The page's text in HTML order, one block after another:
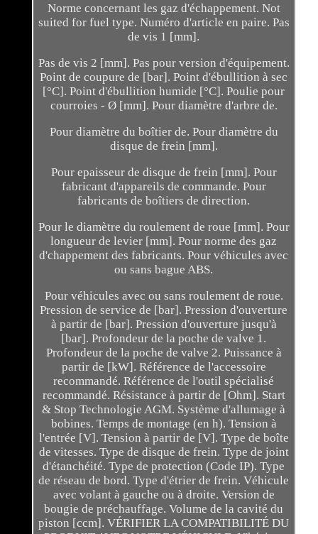
Norme concernant les gaz d'échappement. Not
suited for fuel type. Numéro d'article en paire. Pas
de vis 1 [mm].
Pas de vis 2 [mm]. Pas pour version d'équipement.
Point de coupure de [bar]. Point d'ébullition à sec
[°C]. Point d'ébullition humide [°C]. Poulie pour
courroies - Ø [mm]. Pour diamètre d'arbre de.
Pour diamètre du boîtier de. Pour diamètre du
disque de frein [mm].
Pour epaisseur de disque de frein [mm]. Pour
fabricant d'appareils de commande. Pour
fabricants de boîtiers de direction.
Pour le diamètre du roulement de roue [mm]. Pour
longueur de levier [mm]. Pour norme des gaz
d'chappement des fabricants. Pour véhicules avec
ou sans bague ABS.
Pour véhicules avec ou sans roulement de roue.
Pression de service de [bar]. Pression d'ouverture
à partir de [bar]. Pression d'ouverture jusqu'à
[bar]. Profondeur de la poche de valve 1.
Profondeur de la poche de valve 2. Puissance à
partir de [kW]. Référence de l'accessoire
recommandé. Référence de l'outil spécialisé
recommandé. Résistance à partir de [Ohm]. Start
& Stop Technologie AGM. Système d'allumage à
bobines. Temps de montage (en h). Tension à
l'entrée [V]. Tension à partir de [V]. Type de boîte
de vitesses. Type de disque de frein. Type de joint
d'étanchéité. Type de protection (Code IP). Type
de réseau de bord. Type d'étrier de frein. Véhicule
avec volant à gauche ou à droite. Version de
bougie de préchauffage. Volume de la cavité du
piston [ccm]. VÉRIFIER LA COMPATIBILITÉ DU